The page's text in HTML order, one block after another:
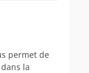
permet de
la